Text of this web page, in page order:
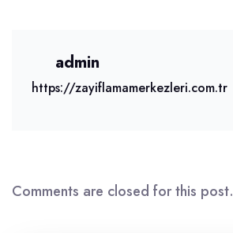
admin
https://zayiflamamerkezleri.com.tr
Comments are closed for this post.